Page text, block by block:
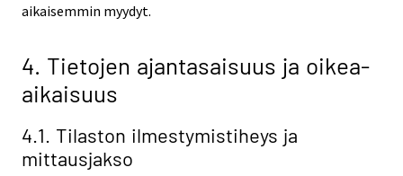
aikaisemmin myydyt.
4. Tietojen ajantasaisuus ja oikea-
aikaisuus
4.1. Tilaston ilmestymistiheys ja
mittausjakso